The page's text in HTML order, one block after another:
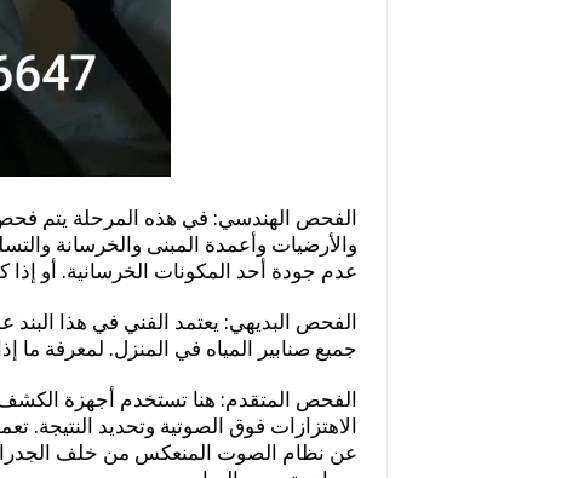
الفحص الهندسي: في هذه المرحلة يتم
والأرضيات وأعمدة المبنى والخرسانة
عدم جودة أحد المكونات الخرسانية. أو إذا
الفحص البديهي: يعتمد الفني في هذا البند
جميع صنابير المياه في المنزل. لمعرفة ما
الفحص المتقدم: هنا تستخدم أجهزة
الاهتزازات فوق الصوتية وتحديد
عن نظام الصوت المنعكس من خلف